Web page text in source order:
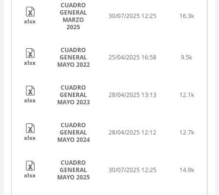
xlsx
CUADRO
GENERAL
MARZO
2025
30/07/2025 12:25 16.3k
xlsx
CUADRO
GENERAL
MAYO 2022
25/04/2025 16:58 9.5k
xlsx
CUADRO
GENERAL
MAYO 2023
28/04/2025 13:13 12.1k
xlsx
CUADRO
GENERAL
MAYO 2024
28/04/2025 12:12 12.7k
xlsx
CUADRO
GENERAL
MAYO 2025
30/07/2025 12:25 14.9k